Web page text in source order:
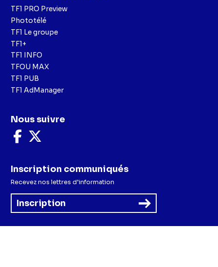
TF1 PRO Preview
Phototélé
TF1 Le groupe
TF1+
TF1 INFO
TFOU MAX
TF1 PUB
TF1 AdManager
Nous suivre
Nous
suivre
Facebook
X
Inscription communiqués
Recevez nos lettres d’information
Inscription